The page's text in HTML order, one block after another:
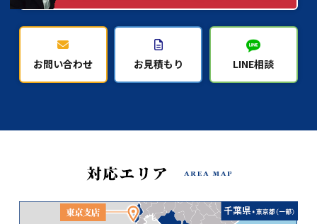
お問い合わせ お見積もり LINE相談